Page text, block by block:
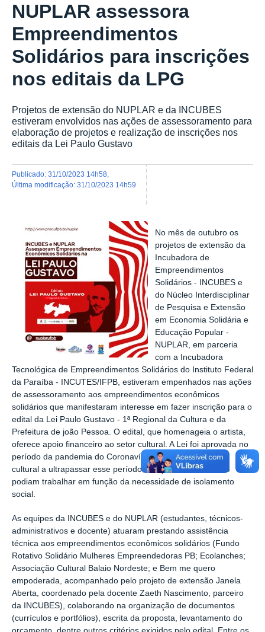
NUPLAR assessora
Empreendimentos
Solidários para inscrições
nos editais da LPG
Projetos de extensão do NUPLAR e da INCUBES
estiveram envolvidos nas ações de assessoramento para
elaboração de projetos e realização de inscrições nos
editais da Lei Paulo Gustavo
publicado: 31/10/2023 14h58
última modificação: 31/10/2023 14h59
No mês de outubro os
projetos de extensão da
Incubadora de
Empreendimentos
Solidários - INCUBES e
do Núcleo Interdisciplinar
de Pesquisa e Extensão
em Economia Solidária e
Educação Popular -
NUPLAR, em parceria
com a
Incubadora
Tecnológica de Empreendimentos Solidários do Instituto Federal
da Paraíba - INCUTES/IFPB, estiveram empenhados nas ações
de assessoramento aos empreendimentos econômicos
solidários que manifestaram interesse em fazer inscrição para o
edital da Lei Paulo Gustavo - 1ª Regional da Cultura e da
Prefeitura de joão Pessoa. O edital, que homenageia o artista,
oferece apoio financeiro ao setor cultural. A Lei foi aprovada no
período da pandemia do Coronavírus para ajudar o setor
cultural a ultrapassar esse período em que os artistas não
podiam trabalhar em função da necessidade de isolamento
social.
As equipes da INCUBES e do NUPLAR (estudantes, técnicos-
administrativos e docente) atuaram prestando assistência
técnica aos empreendimentos econômicos solidários (Fundo
Rotativo Solidário Mulheres Empreendedoras PB; Ecolanches;
Associação Cultural Balaio Nordeste; e Bem me quero
empoderada, acompanhado pelo projeto de extensão Janela
Aberta, coordenado pela docente Zaeth Nascimento, parceiro
da INCUBES), colaborando na organização de documentos
(currículos e portfólios), escrita da proposta, levantamento do